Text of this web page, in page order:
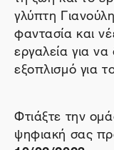
γλύπτη
φαντασία και
εργαλεία για
εξοπλισμό για
Φτιάξτε την
ψηφιακή σας